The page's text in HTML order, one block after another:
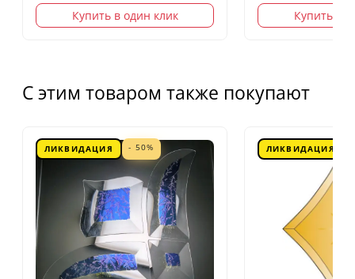
Купить в один клик Купить в
С этим товаром также покупают
ЛИКВИДАЦИЯ - 50% ЛИКВИДАЦИЯ